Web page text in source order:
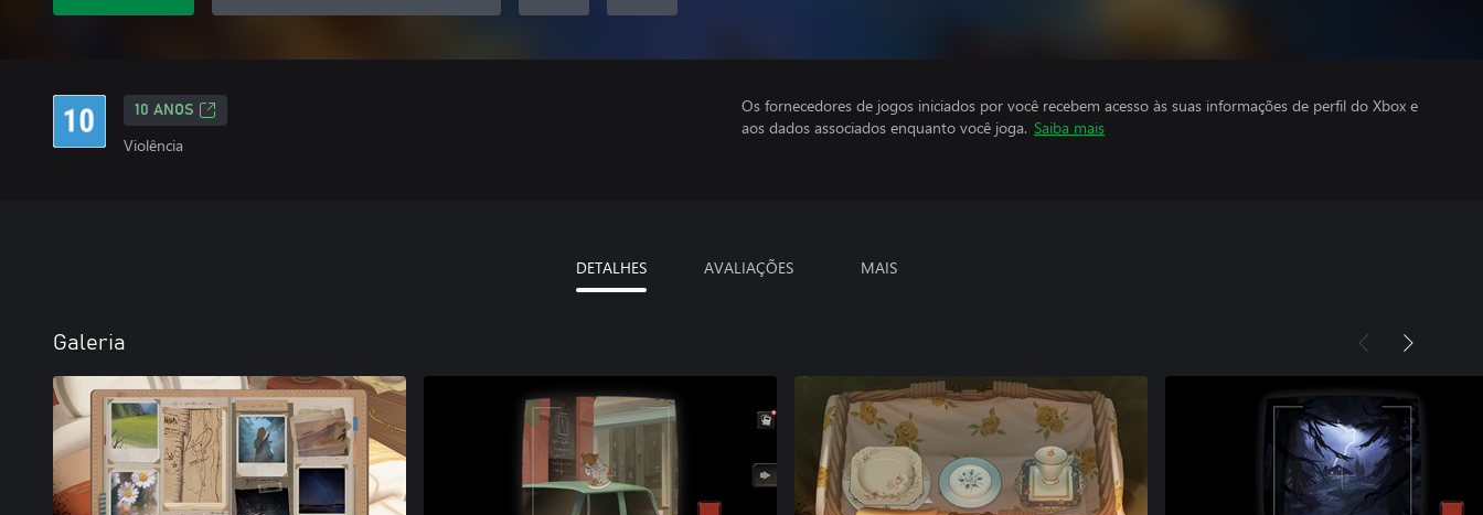
10 ANOS
Violência
Os fornecedores de jogos iniciados por você recebem acesso às suas informações de perfil do Xbox e
aos dados associados enquanto você joga. Saiba mais
DETALHES AVALIAÇÕES MAIS
Galeria